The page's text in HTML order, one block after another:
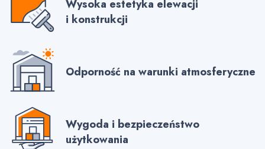
Wysoka estetyka elewacji
i konstrukcji
Odporność na warunki atmosferyczne
Wygoda i bezpieczeństwo
użytkowania